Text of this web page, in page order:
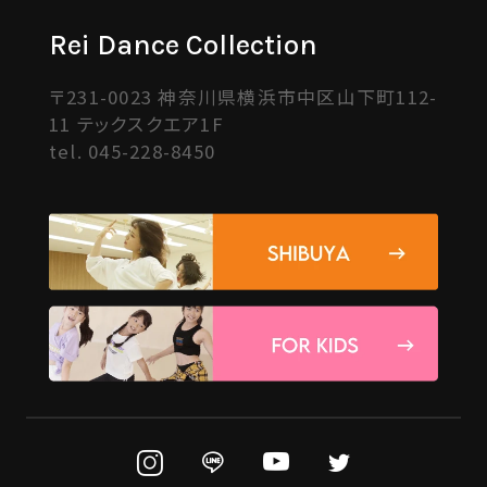
Rei Dance Collection
〒231-0023 神奈川県横浜市中区山下町112-
11 テックスクエア1F
tel. 045-228-8450